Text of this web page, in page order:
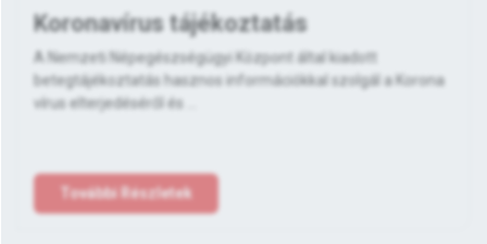
Koronavírus tájékoztatás
A Nemzeti Népegészségügyi Központ által kiadott
betegtájékoztatás hasznos információkkal szolgál a Korona
vírus elterjedéséről és ...
További Részletek